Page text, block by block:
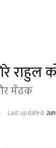
मेंढक
Last updated